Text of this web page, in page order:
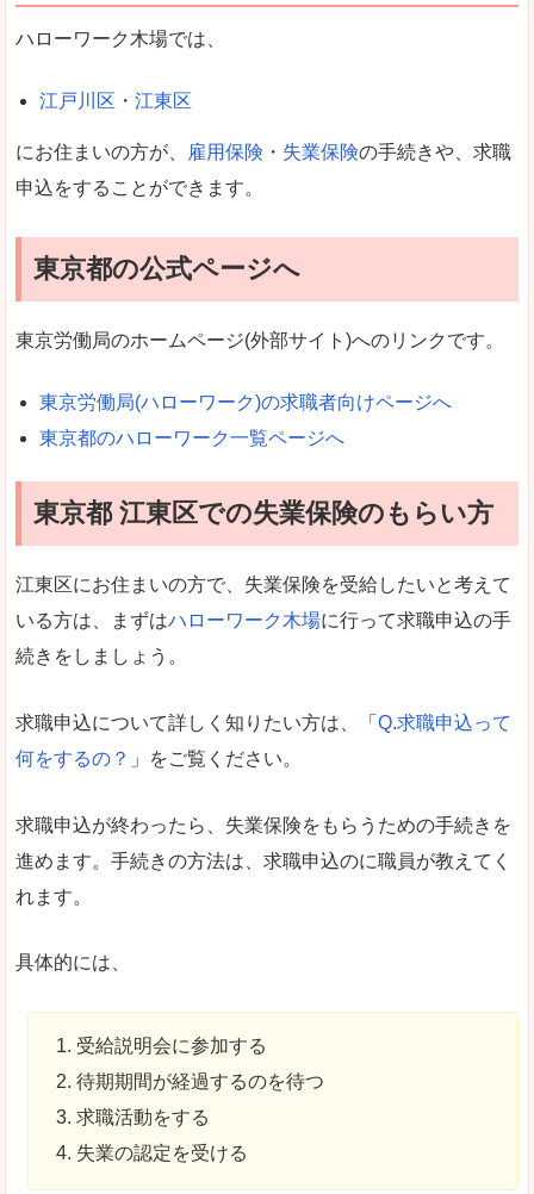
ハローワーク木場では、
江戸川区 ・ 江東区
にお住まいの方が、 雇用保険 ・ 失業保険の手続きや、求職
申込をすることができます。
東京都の公式ページへ
東京労働局のホームページ(外部サイト)へのリンクです。
東京労働局(ハローワーク)の求職者向けページへ
東京都のハローワーク一覧ページへ
東京都 江東区での失業保険のもらい方
江東区にお住まいの方で、失業保険を受給したいと考えて
いる方は、まずはハローワーク木場に行って求職申込の手
続きをしましょう。
求職申込について詳しく知りたい方は、「 Q.求職申込って
何をするの？ 」をご覧ください。
求職申込が終わったら、失業保険をもらうための手続きを
進めます。手続きの方法は、求職申込のに職員が教えてく
れます。
具体的には、
受給説明会に参加する
待期期間が経過するのを待つ
求職活動をする
失業の認定を受ける